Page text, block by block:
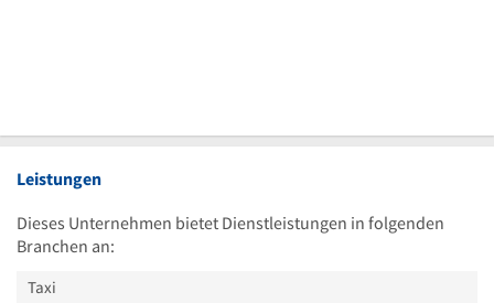
Leistungen
Dieses Unternehmen bietet Dienstleistungen in folgenden
Branchen an:
Taxi